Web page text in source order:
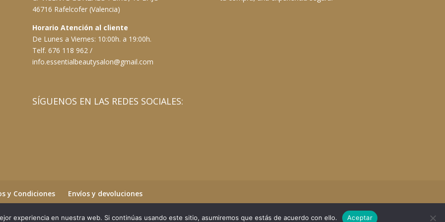
46716 Rafelcofer (Valencia)
Horario Atención al cliente
De Lunes a Viernes: 10:00h. a 19:00h.
Telf. 676 118 962 /
info.essentialbeautysalon@gmail.com
SÍGUENOS EN LAS REDES SOCIALES:
y Condiciones Envíos y devoluciones
experiencia en nuestra web. Si continúas usando este sitio, asumiremos que estás de acuerdo con ello. Aceptar